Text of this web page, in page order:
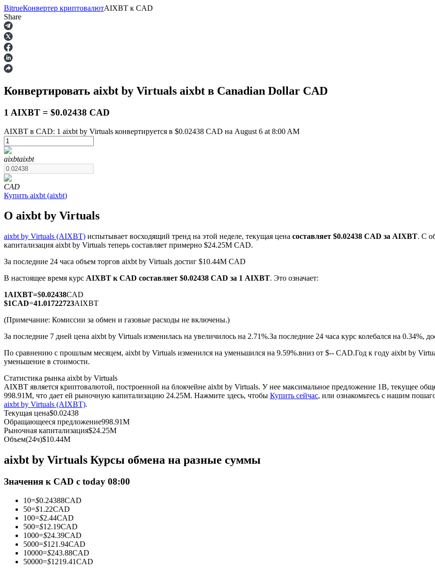
Фьючерсы
USDT-фьючерсы
Фьючерсы с использованием USDT в качестве обеспечения
Фьючерсы на COIN-M
Криптовалютные фьючерсы
USDC фьючерсы
Фьючерсы с использованием USDC в качестве обеспечения
Копирование торговли
Присоединяйтесь к лучшим трейдерам
BitrueКонвертер криптовалютAIXBT к CAD
Share
Конвертировать aixbt by Virtuals aixbt в Canadian Dollar CAD
1 AIXBT = $0.02438 CAD
AIXBT в CAD: 1 aixbt by Virtuals конвертируется в $0.02438 CAD на August 6 at 8:00 AM
aixbtaixbt
CAD
Купить aixbt (aixbt)
О aixbt by Virtuals
aixbt by Virtuals (AIXBT) испытывает восходящий тренд на этой неделе, текущая цена составляет $0.02438 CAD за AIXBT. С
капитализация aixbt by Virtuals теперь составляет примерно $24.25M CAD.
За последние 24 часа объем торгов aixbt by Virtuals достиг $10.44M CAD
В настоящее время курс AIXBT к CAD составляет $0.02438 CAD за 1 AIXBT. Это означает:
1AIXBT=$0.02438CAD
$1CAD=41.01722723AIXBT
(Примечание: Комиссии за обмен и газовые расходы не включены.)
За последние 7 дней цена aixbt by Virtuals изменилась на увеличилось на 2.71%.За последние 24 часа курс колебался на
По сравнению с прошлым месяцем, aixbt by Virtuals изменился на уменьшился на 9.59%.вниз от $-- CAD.Год к году aixbt by
уменьшение в стоимости.
Статистика рынка aixbt by Virtuals
AIXBT является криптовалютой, построенной на блокчейне aixbt by Virtuals. У нее максимальное предложение 1B, текущее
998.91M, что дает ей рыночную капитализацию 24.25M. Нажмите здесь, чтобы Купить сейчас, или ознакомьтесь с нашим
aixbt by Virtuals (AIXBT).
Текущая цена$0.02438
Обращающееся предложение998.91M
Рыночная капитализация$24.25M
Объем(24ч)$10.44M
aixbt by Virtuals Курсы обмена на разные суммы
Значения к CAD с today 08:00
10=$0.24388CAD
50=$1.22CAD
100=$2.44CAD
500=$12.19CAD
1000=$24.39CAD
5000=$121.94CAD
10000=$243.88CAD
50000=$1219.41CAD